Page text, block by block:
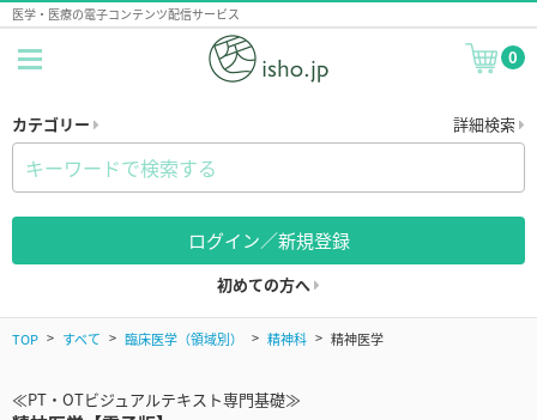
医学・医療の電子コンテンツ配信サービス
0
カテゴリー 詳細検索
ログイン／新規登録
初めての方へ
TOP すべて 臨床医学（領域別） 精神科 精神医学
≪PT・OTビジュアルテキスト専門基礎≫